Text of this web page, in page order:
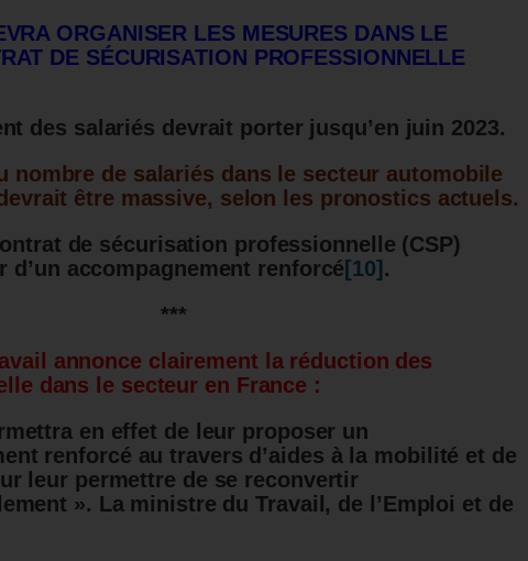
ORGANISER LES MESURES DANS LE
DE SÉCURISATION PROFESSIONNELLE
des salariés devrait porter jusqu’en juin 2023.
nombre de salariés dans le secteur automobile
être massive, selon les pronostics actuels.
de sécurisation professionnelle (CSP)
d’un accompagnement renforcé [10] .
***
annonce clairement la réduction des
dans le secteur en France :
en effet de leur proposer un
renforcé au travers d’aides à la mobilité et de
leur permettre de se reconvertir
». La ministre du Travail, de l’Emploi et de